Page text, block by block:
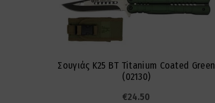
Σουγιάς K25 BT Titanium Coated Green
(02130)
€24.50